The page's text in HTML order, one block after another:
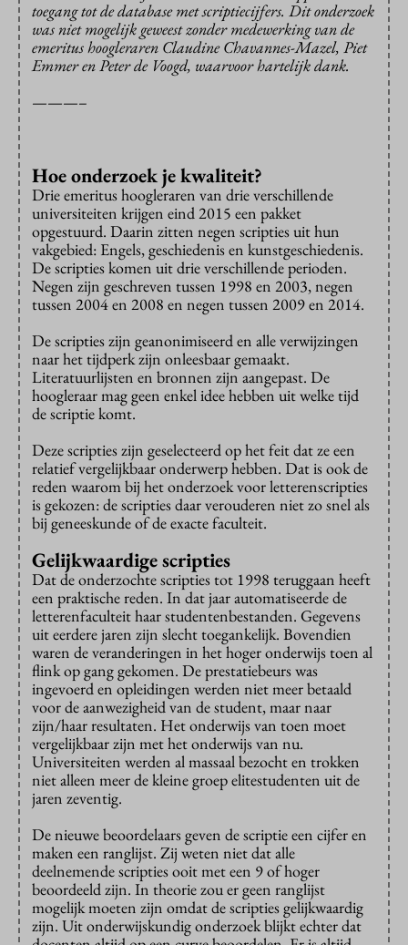
toegang tot de database met scriptiecijfers. Dit onderzoek
was niet mogelijk geweest zonder medewerking van de
emeritus hoogleraren Claudine Chavannes-Mazel, Piet
Emmer en Peter de Voogd, waarvoor hartelijk dank.
———–
Hoe onderzoek je kwaliteit?
Drie emeritus hoogleraren van drie verschillende
universiteiten krijgen eind 2015 een pakket
opgestuurd. Daarin zitten negen scripties uit hun
vakgebied: Engels, geschiedenis en kunstgeschiedenis.
De scripties komen uit drie verschillende perioden.
Negen zijn geschreven tussen 1998 en 2003, negen
tussen 2004 en 2008 en negen tussen 2009 en 2014.
De scripties zijn geanonimiseerd en alle verwijzingen
naar het tijdperk zijn onleesbaar gemaakt.
Literatuurlijsten en bronnen zijn aangepast. De
hoogleraar mag geen enkel idee hebben uit welke tijd
de scriptie komt.
Deze scripties zijn geselecteerd op het feit dat ze een
relatief vergelijkbaar onderwerp hebben. Dat is ook de
reden waarom bij het onderzoek voor letterenscripties
is gekozen: de scripties daar verouderen niet zo snel als
bij geneeskunde of de exacte faculteit.
Gelijkwaardige scripties
Dat de onderzochte scripties tot 1998 teruggaan heeft
een praktische reden. In dat jaar automatiseerde de
letterenfaculteit haar studentenbestanden. Gegevens
uit eerdere jaren zijn slecht toegankelijk. Bovendien
waren de veranderingen in het hoger onderwijs toen al
flink op gang gekomen. De prestatiebeurs was
ingevoerd en opleidingen werden niet meer betaald
voor de aanwezigheid van de student, maar naar
zijn/haar resultaten. Het onderwijs van toen moet
vergelijkbaar zijn met het onderwijs van nu.
Universiteiten werden al massaal bezocht en trokken
niet alleen meer de kleine groep elitestudenten uit de
jaren zeventig.
De nieuwe beoordelaars geven de scriptie een cijfer en
maken een ranglijst. Zij weten niet dat alle
deelnemende scripties ooit met een 9 of hoger
beoordeeld zijn. In theorie zou er geen ranglijst
mogelijk moeten zijn omdat de scripties gelijkwaardig
zijn. Uit onderwijskundig onderzoek blijkt echter dat